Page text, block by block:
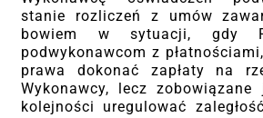
stanie rozliczeń z umów
bowiem w sytuacji, gdy
podwykonawcom z
prawa dokonać zapłaty na
Wykonawcy, lecz
kolejności uregulować